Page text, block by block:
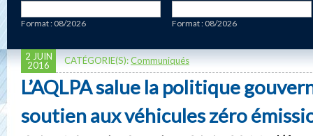
Format : 08/2026 Format : 08/2026
2 JUIN
2016
CATÉGORIE(S):Communiqués
L’AQLPA salue la politique
soutien aux véhicules zéro